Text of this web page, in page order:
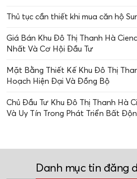
Thủ tục cần thiết khi mua căn hộ
Giá Bán Khu Đô Thị Thanh Hà
Nhất Và Cơ Hội Đầu Tư
Mặt Bằng Thiết Kế Khu Đô Thị
Hoạch Hiện Đại Và Đồng Bộ
Chủ Đầu Tư Khu Đô Thị Thanh Hà
Và Uy Tín Trong Phát Triển Bất
Danh mục tin đăng